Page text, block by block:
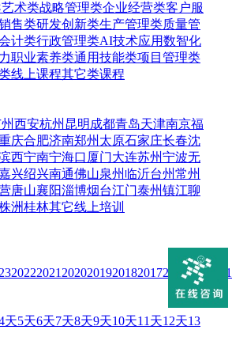
术类战略管理类企业经营类客户服
售类研发创新类生产管理类质量管
计类行政管理类AI技术应用数智化
职业素养类通用技能类项目管理类
线上课程其它类课程
西安杭州 昆明 成都青岛天津南京福
庆合肥济南郑州 太原石家庄长春沈
西宁南宁海口 厦门大连苏州宁波无
兴绍兴南通佛山泉州 临沂台州常州
唐山襄阳淄博烟台江门泰州镇江聊
洲桂林其它线上培训
20222021 202020192018201720162015
天5天6天7天8天9天10天11天12天13